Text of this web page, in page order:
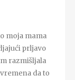
moja mama
prljavo
razmišljala
da to